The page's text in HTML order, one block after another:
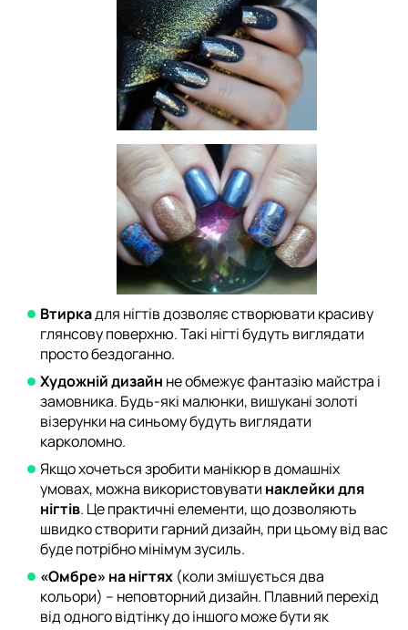
Втиркадля нігтів дозволяє створювати красиву
глянсову поверхню. Такі нігті будуть виглядати
просто бездоганно.
Художній дизайн не обмежує фантазію майстра і
замовника. Будь-які малюнки, вишукані золоті
візерунки на синьому будуть виглядати
карколомно.
Якщо хочеться зробити манікюр в домашніх
умовах, можна використовувати наклейки для
нігтів. Це практичні елементи, що дозволяють
швидко створити гарний дизайн, при цьому від вас
буде потрібно мінімум зусиль.
«Омбре» на нігтях (коли змішується два
кольори) – неповторний дизайн. Плавний перехід
від одного відтінку до іншого може бути як